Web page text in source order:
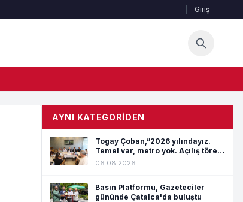
Giriş
AYNI KATEGORIDEN
Togay Çoban,”2026 yılındayız.
Temel var, metro yok. Açılış töreni
var, hizmet yok”
06.08.2026
Basın Platformu, Gazeteciler
gününde Çatalca'da buluştu